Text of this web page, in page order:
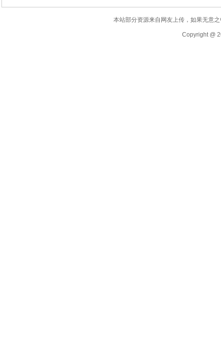
本站部分资源来自网友上传，如果无意
Copyright @